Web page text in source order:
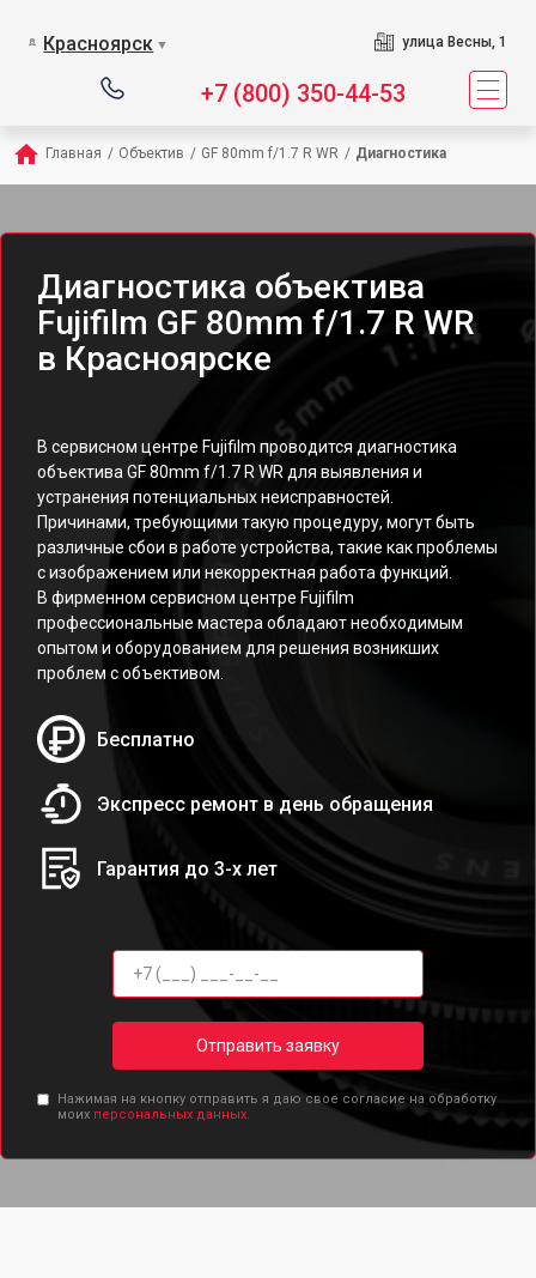
Красноярск ▼ улица Весны, 1
+7 (800) 350-44-53
Главная / Объектив / GF 80mm f/1.7 R WR / Диагностика
Диагностика объектива
Fujifilm GF 80mm f/1.7 R WR
в Красноярске
В сервисном центре Fujifilm проводится диагностика
объектива GF 80mm f/1.7 R WR для выявления и
устранения потенциальных неисправностей.
Причинами, требующими такую процедуру, могут быть
различные сбои в работе устройства, такие как проблемы
с изображением или некорректная работа функций.
В фирменном сервисном центре Fujifilm
профессиональные мастера обладают необходимым
опытом и оборудованием для решения возникших
проблем с объективом.
Бесплатно
Экспресс ремонт в день обращения
Гарантия до 3-х лет
Отправить заявку
Нажимая на кнопку отправить я даю свое согласие на обработку
моих персональных данных.